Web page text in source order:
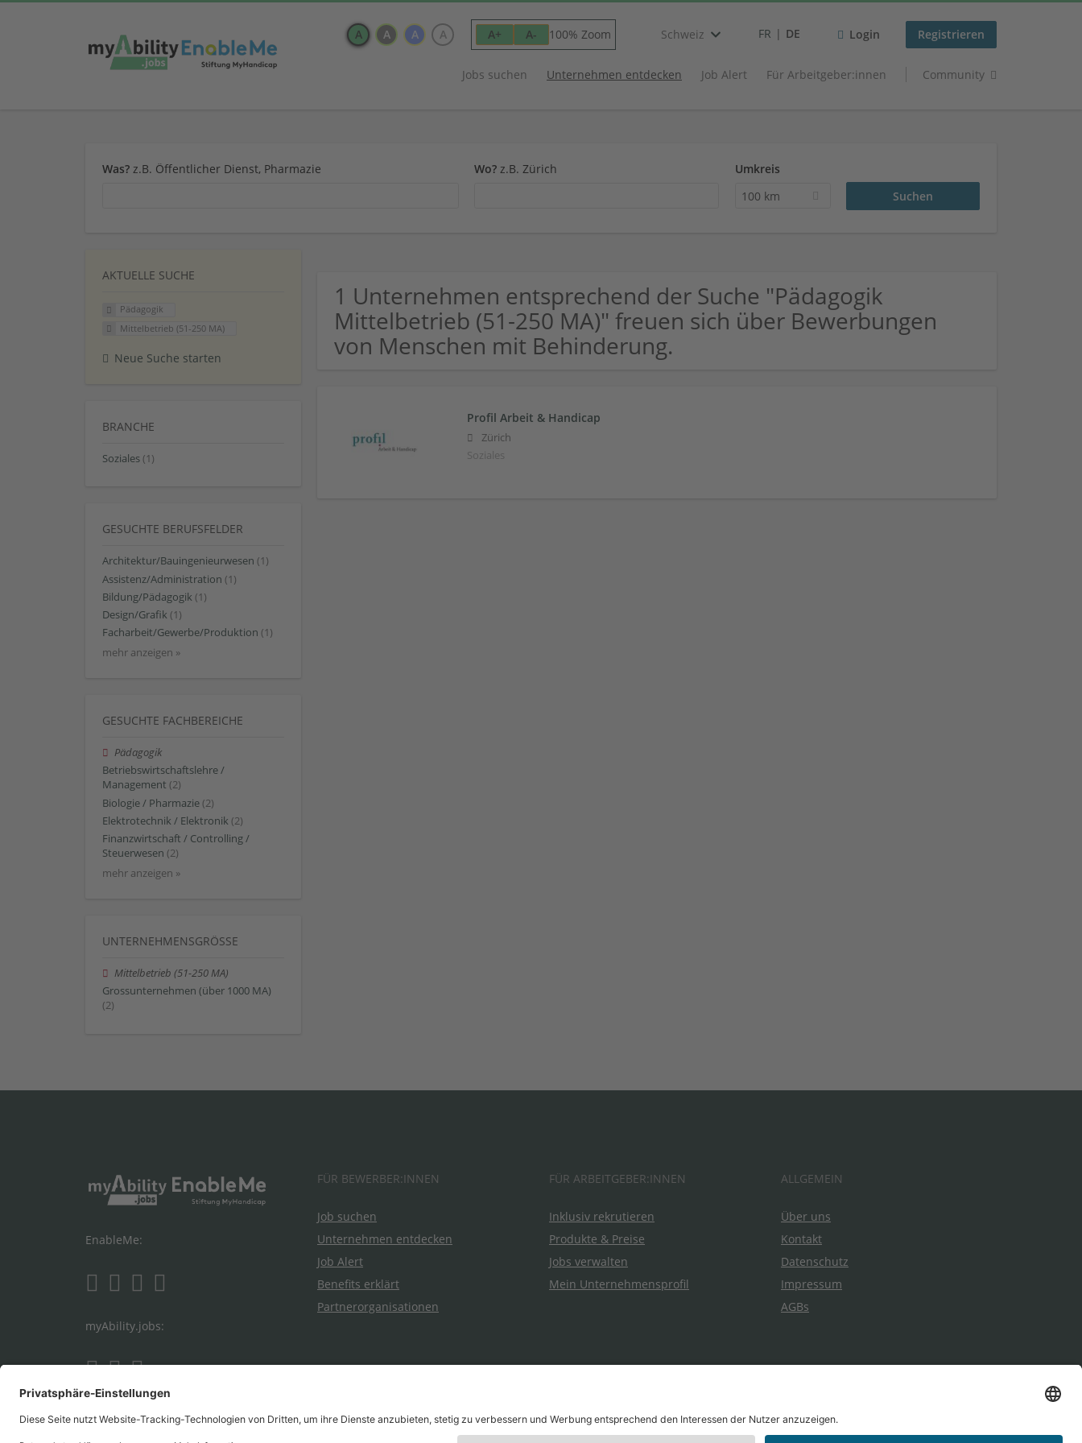
A A A A A+ A- 100% Zoom Schweiz FR DE Login Registrieren
Jobs suchen Unternehmen entdecken Job Alert Für Arbeitgeber:innen Community
Was? z.B. Öffentlicher Dienst, Pharmazie Wo? z.B. Zürich
Umkreis
100 km
AKTUELLE SUCHE
Pädagogik
Mittelbetrieb (51-250 MA)
Neue Suche starten
BRANCHE
Soziales (1)
GESUCHTE BERUFSFELDER
Architektur/Bauingenieurwesen (1)
Assistenz/Administration (1)
Bildung/Pädagogik (1)
Design/Grafik (1)
Facharbeit/Gewerbe/Produktion (1)
mehr anzeigen »
GESUCHTE FACHBEREICHE
Pädagogik
Betriebswirtschaftslehre /
Management (2)
Biologie / Pharmazie (2)
Elektrotechnik / Elektronik (2)
Finanzwirtschaft / Controlling /
Steuerwesen (2)
mehr anzeigen »
UNTERNEHMENSGRÖSSE
Mittelbetrieb (51-250 MA)
Grossunternehmen (über 1000 MA)
(2)
1 Unternehmen entsprechend der Suche "Pädagogik
Mittelbetrieb (51-250 MA)" freuen sich über Bewerbungen
von Menschen mit Behinderung.
Profil Arbeit & Handicap
Zürich
Soziales
EnableMe:
myAbility.jobs:
FÜR BEWERBER:INNEN
Job suchen
Unternehmen entdecken
Job Alert
Benefits erklärt
Partnerorganisationen
FÜR ARBEITGEBER:INNEN
Inklusiv rekrutieren
Produkte & Preise
Jobs verwalten
Mein Unternehmensprofil
ALLGEMEIN
Über uns
Kontakt
Datenschutz
Impressum
AGBs